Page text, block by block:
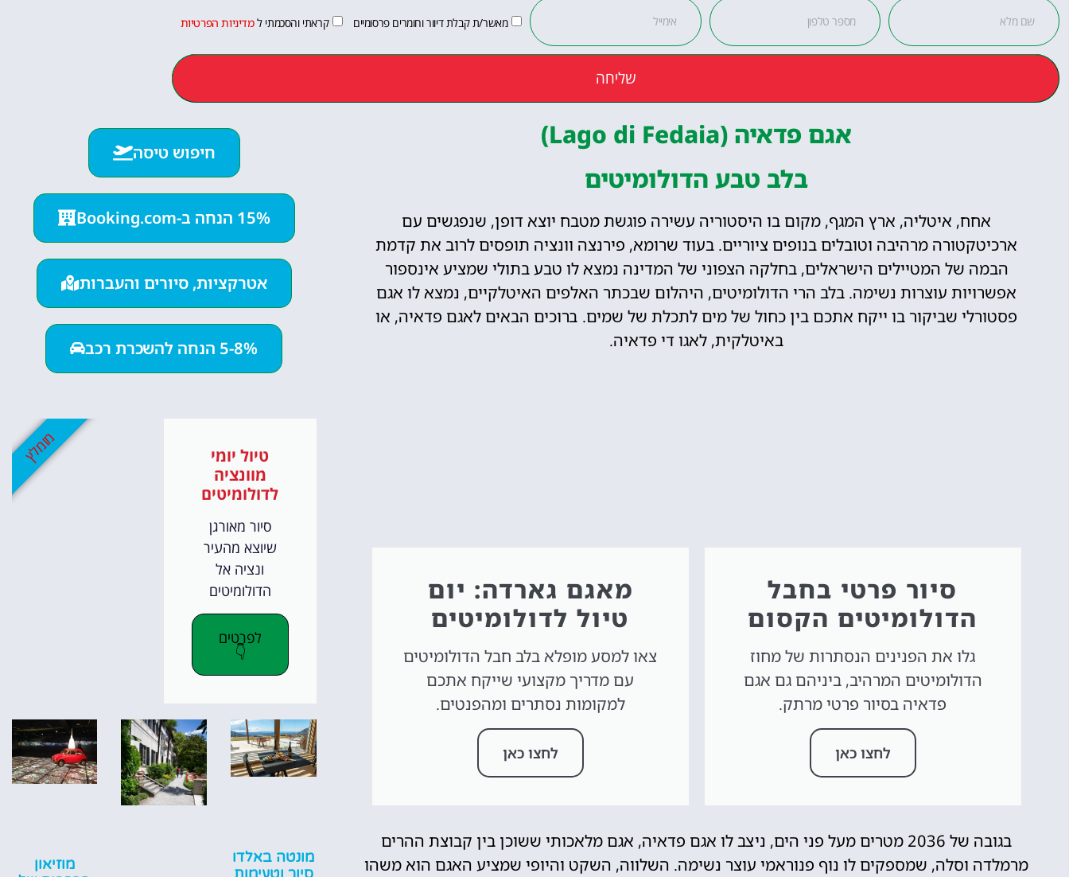
מאשר/ת קבלת דיוור וחומרים פרסומיים קראתי והסכמתי למדיניות הפרטיות
שליחה
אגם פדאיה (Lago di Fedaia)
בלב טבע הדולומיטים
אחח, איטליה, ארץ המגף, מקום בו היסטוריה עשירה פוגשת מטבח יוצא דופן, שנפגשים עם
ארכיטקטורה מרהיבה וטובלים בנופים ציוריים. בעוד שרומא, פירנצה וונציה תופסים לרוב את קדמת
הבמה של המטיילים הישראלים, בחלקה הצפוני של המדינה נמצא לו טבע בתולי שמציע אינספור
אפשרויות עוצרות נשימה. בלב הרי הדולומיטים, היהלום שבכתר האלפים האיטלקיים, נמצא לו אגם
פסטורלי שביקור בו ייקח אתכם בין כחול של מים לתכלת של שמים. ברוכים הבאים לאגם פדאיה, או
באיטלקית, לאגו די פדאיה.
סיור פרטי בחבל
הדולומיטים הקסום
גלו את הפנינים הנסתרות של מחוז
הדולומיטים המרהיב, ביניהם גם אגם
פדאיה בסיור פרטי מרתק.
לחצו כאן
מאגם גארדה: יום
טיול לדולומיטים
צאו למסע מופלא בלב חבל הדולומיטים
עם מדריך מקצועי שייקח אתכם
למקומות נסתרים ומהפנטים.
לחצו כאן
בגובה של 2036 מטרים מעל פני הים, ניצב לו אגם פדאיה, אגם מלאכותי ששוכן בין קבוצת ההרים
מרמלדה וסלה, שמספקים לו נוף פנוראמי עוצר נשימה. השלווה, השקט והיופי שמציע האגם הוא משהו
חיפוש טיסה
15% הנחה ב-Booking.com
אטרקציות, סיורים והעברות
5-8% הנחה להשכרת רכב
טיול יומי
מוונציה
לדולומיטים
סיור מאורגן
שיוצא מהעיר
ונציה אל
הדולומיטים
לפרטים
👇
מומלץ
מונטה באלדו
מוזיאון